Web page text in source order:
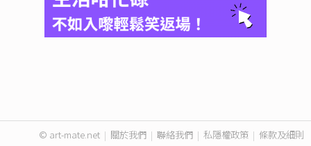
© art-mate.net | 關於我們 | 聯絡我們 | 私隱權政策 | 條款及細則